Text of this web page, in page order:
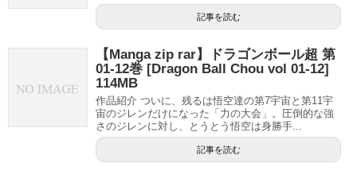
記事を読む
【Manga zip rar】ドラゴンボール超 第
01-12巻 [Dragon Ball Chou vol 01-12]
114MB
作品紹介 ついに、残るは悟空達の第7宇宙と第11宇
宙のジレンだけになった「力の大会」。圧倒的な強
さのジレンに対し、とうとう悟空は身勝手...
記事を読む